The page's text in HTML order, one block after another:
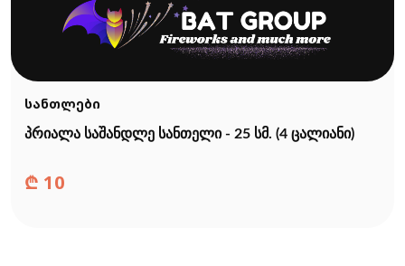
სანთლები
პრიალა საშანდლე სანთელი - 25 სმ. (4 ცალიანი)
₾ 10